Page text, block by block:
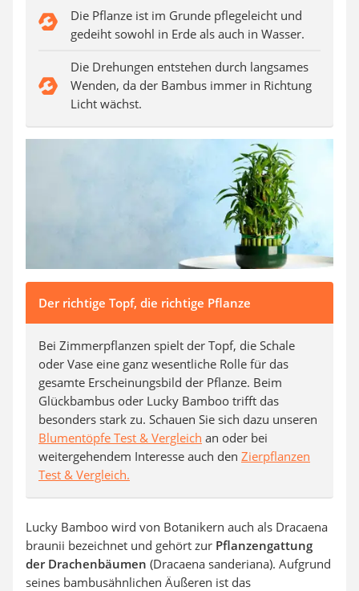
Die Pflanze ist im Grunde pflegeleicht und
gedeiht sowohl in Erde als auch in Wasser.
Die Drehungen entstehen durch langsames
Wenden, da der Bambus immer in Richtung
Licht wächst.
Der richtige Topf, die richtige Pflanze
Bei Zimmerpflanzen spielt der Topf, die Schale
oder Vase eine ganz wesentliche Rolle für das
gesamte Erscheinungsbild der Pflanze. Beim
Glückbambus oder Lucky Bamboo trifft das
besonders stark zu. Schauen Sie sich dazu unseren
Blumentöpfe Test & Vergleich an oder bei
weitergehendem Interesse auch den Zierpflanzen
Test & Vergleich.
Lucky Bamboo wird von Botanikern auch als Dracaena
braunii bezeichnet und gehört zur Pflanzengattung
der Drachenbäumen (Dracaena sanderiana). Aufgrund
seines bambusähnlichen Äußeren ist das